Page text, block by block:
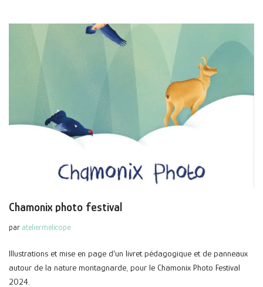
Chamonix photo festival
par ateliermelicope
Illustrations et mise en page d’un livret pédagogique et de panneaux
autour de la nature montagnarde, pour le Chamonix Photo Festival
2024.